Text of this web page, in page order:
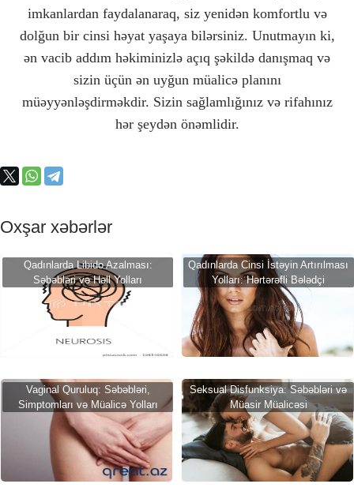
imkanlardan faydalanaraq, siz yenidən komfortlu və
dolğun bir cinsi həyat yaşaya bilərsiniz. Unutmayın ki,
ən vacib addım həkiminizlə açıq şəkildə danışmaq və
sizin üçün ən uyğun müalicə planını
müəyyənləşdirməkdir. Sizin sağlamlığınız və rifahınız
hər şeydən önəmlidir.
Oxşar xəbərlər
Qadınlarda Libido Azalması:
Səbəbləri və Həll Yolları
Qadınlarda Cinsi İstəyin Artırılması
Yolları: Hərtərəfli Bələdçi
Vaginal Quruluq: Səbəbləri,
Simptomları və Müalicə Yolları
Seksual Disfunksiya: Səbəbləri və
Müasir Müalicəsi